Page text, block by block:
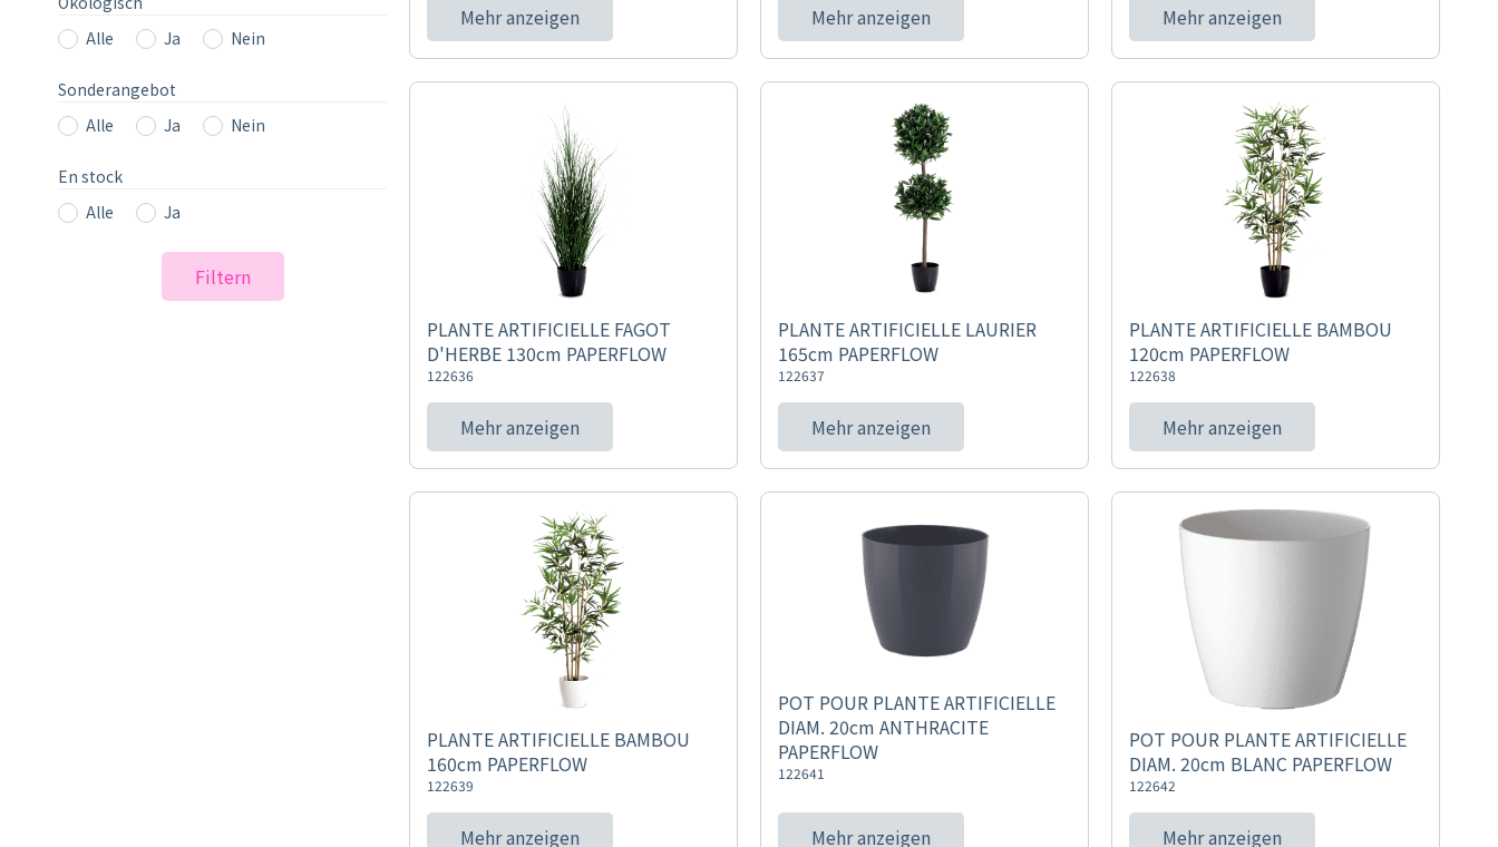
Alle
Ja Nein
Sonderangebot
Alle
Ja Nein
En stock
Alle
Ja
Filtern
Mehr anzeigen Mehr anzeigen Mehr anzeigen
PLANTE ARTIFICIELLE FAGOT
D'HERBE 130cm PAPERFLOW
122636
Mehr anzeigen
PLANTE ARTIFICIELLE LAURIER
165cm PAPERFLOW
122637
Mehr anzeigen
PLANTE ARTIFICIELLE BAMBOU
120cm PAPERFLOW
122638
Mehr anzeigen
PLANTE ARTIFICIELLE BAMBOU
160cm PAPERFLOW
122639
Mehr anzeigen
POT POUR PLANTE ARTIFICIELLE
DIAM. 20cm ANTHRACITE
PAPERFLOW
122641
Mehr anzeigen
POT POUR PLANTE ARTIFICIELLE
DIAM. 20cm BLANC PAPERFLOW
122642
Mehr anzeigen